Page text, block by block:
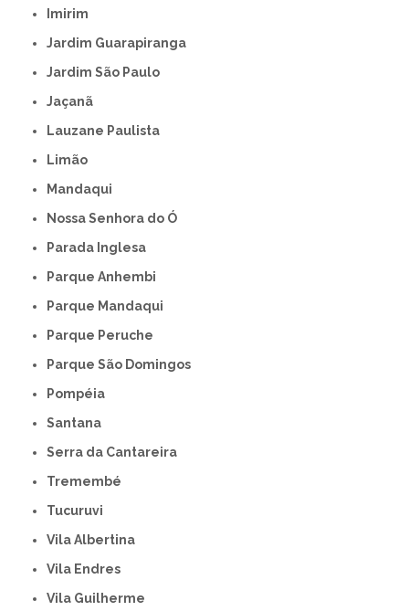
Imirim
Jardim Guarapiranga
Jardim São Paulo
Jaçanã
Lauzane Paulista
Limão
Mandaqui
Nossa Senhora do Ó
Parada Inglesa
Parque Anhembi
Parque Mandaqui
Parque Peruche
Parque São Domingos
Pompéia
Santana
Serra da Cantareira
Tremembé
Tucuruvi
Vila Albertina
Vila Endres
Vila Guilherme